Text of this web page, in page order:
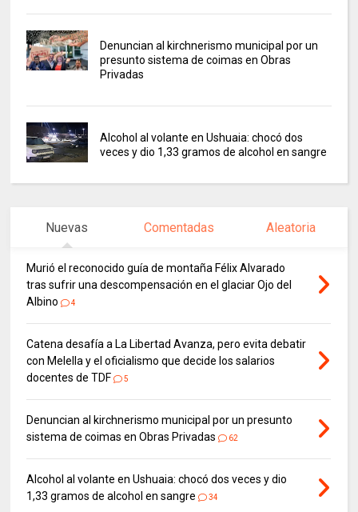
Denuncian al kirchnerismo municipal por un
presunto sistema de coimas en Obras
Privadas
Alcohol al volante en Ushuaia: chocó dos
veces y dio 1,33 gramos de alcohol en sangre
Nuevas Comentadas Aleatoria
Murió el reconocido guía de montaña Félix Alvarado
tras sufrir una descompensación en el glaciar Ojo del
Albino
4
Catena desafía a La Libertad Avanza, pero evita debatir
con Melella y el oficialismo que decide los salarios
docentes de TDF
5
Denuncian al kirchnerismo municipal por un presunto
sistema de coimas en Obras Privadas
62
Alcohol al volante en Ushuaia: chocó dos veces y dio
1,33 gramos de alcohol en sangre
34